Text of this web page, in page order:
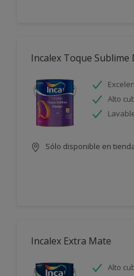
Incalex Toque Sublime
Alto
Sólo disponible en
Incalex Extra Mate
Alto